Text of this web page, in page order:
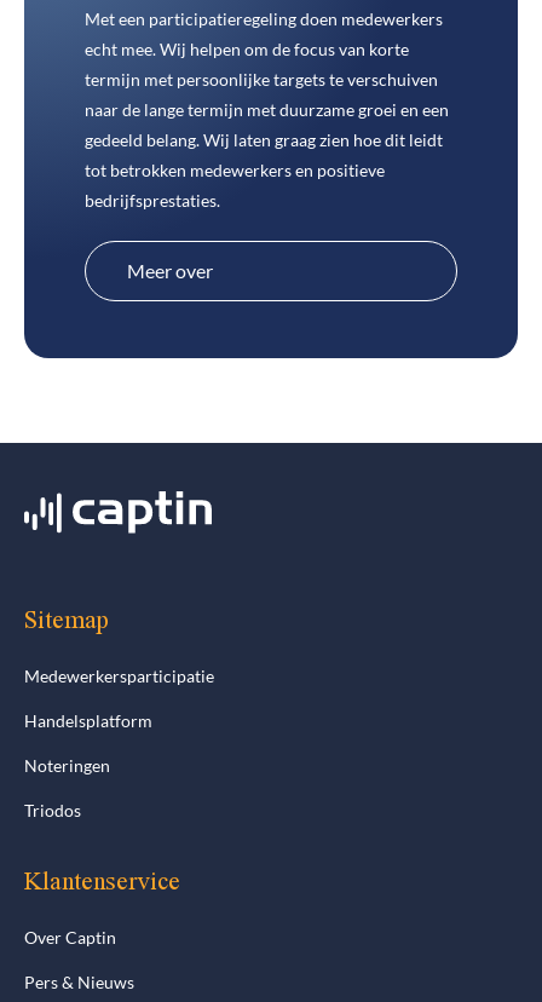
Met een participatieregeling doen medewerkers
echt mee. Wij helpen om de focus van korte
termijn met persoonlijke targets te verschuiven
naar de lange termijn met duurzame groei en een
gedeeld belang. Wij laten graag zien hoe dit leidt
tot betrokken medewerkers en positieve
bedrijfsprestaties.
Meer over
medewerkersparticipatie
Meer over
Sitemap
Medewerkersparticipatie
Handelsplatform
Noteringen
Triodos
Klantenservice
Over Captin
Pers & Nieuws